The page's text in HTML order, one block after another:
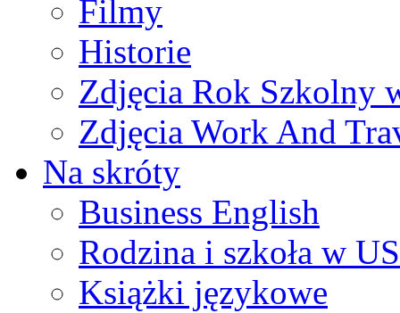
Filmy
Historie
Zdjęcia Rok Szkolny
Zdjęcia Work And
Na skróty
Business English
Rodzina i szkoła w
Książki językowe